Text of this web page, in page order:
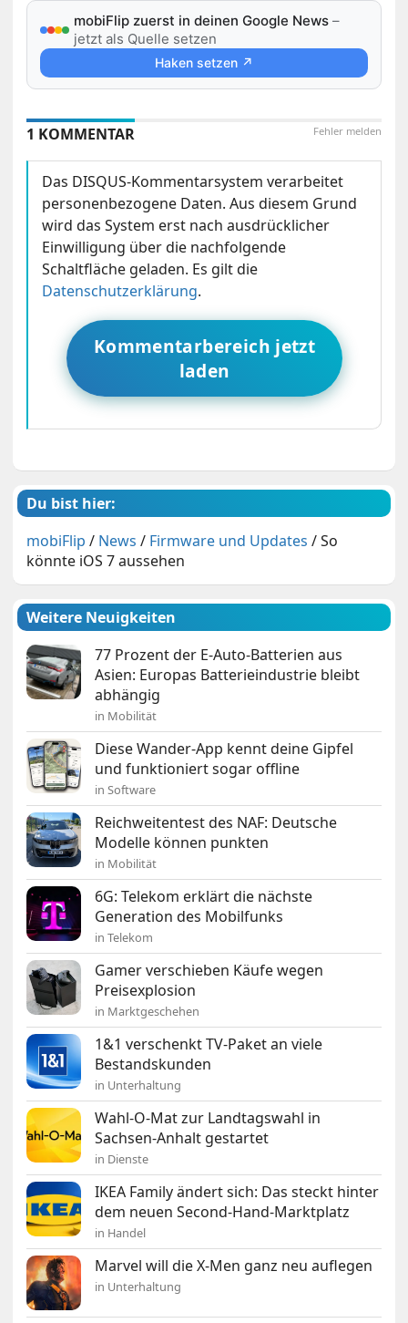
mobiFlip zuerst in deinen Google News –
jetzt als Quelle setzen
Haken setzen ↗
Fehler melden
1 KOMMENTAR
Das DISQUS-Kommentarsystem verarbeitet
personenbezogene Daten. Aus diesem Grund
wird das System erst nach ausdrücklicher
Einwilligung über die nachfolgende
Schaltfläche geladen. Es gilt die
Datenschutzerklärung.
Kommentarbereich jetzt
laden
Du bist hier:
mobiFlip / News / Firmware und Updates /So
könnte iOS 7 aussehen
Weitere Neuigkeiten
77 Prozent der E-Auto-Batterien aus
Asien: Europas Batterieindustrie bleibt
abhängig
in Mobilität
Diese Wander-App kennt deine Gipfel
und funktioniert sogar offline
in Software
Reichweitentest des NAF: Deutsche
Modelle können punkten
in Mobilität
6G: Telekom erklärt die nächste
Generation des Mobilfunks
in Telekom
Gamer verschieben Käufe wegen
Preisexplosion
in Marktgeschehen
1&1 verschenkt TV-Paket an viele
Bestandskunden
in Unterhaltung
Wahl-O-Mat zur Landtagswahl in
Sachsen-Anhalt gestartet
in Dienste
IKEA Family ändert sich: Das steckt hinter
dem neuen Second-Hand-Marktplatz
in Handel
Marvel will die X-Men ganz neu auflegen
in Unterhaltung